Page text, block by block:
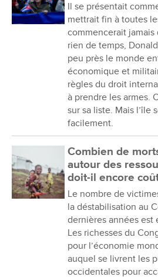
Il se présentait
mettrait fin à toutes
commencerait jamais
rien de temps,
peu près le monde
économique et
règles du droit
à prendre les armes.
sur sa liste. Mais l’île
facilement.
Combien de
autour des
doit-il encore
Le nombre de
la déstabilisation au
dernières années est
Les richesses du
pour l’économie
auquel se livrent les
occidentales pour